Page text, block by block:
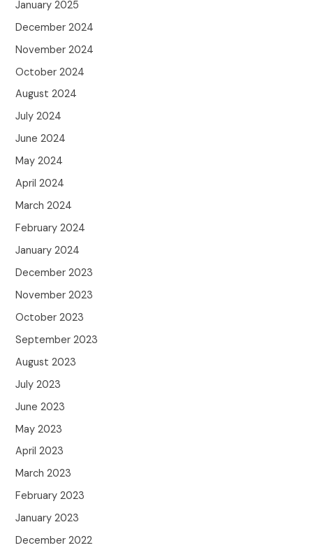
January 2025
December 2024
November 2024
October 2024
August 2024
July 2024
June 2024
May 2024
April 2024
March 2024
February 2024
January 2024
December 2023
November 2023
October 2023
September 2023
August 2023
July 2023
June 2023
May 2023
April 2023
March 2023
February 2023
January 2023
December 2022